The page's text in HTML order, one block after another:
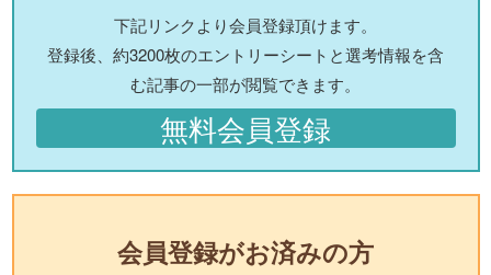
下記リンクより会員登録頂けます。
登録後、約3200枚のエントリーシートと選考情報を含
む記事の一部が閲覧できます。
無料会員登録
会員登録がお済みの方